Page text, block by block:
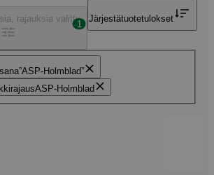
ASP-Holmblad
ASP-Holmblad
rajauksia valittu
1
Järjestätuotetulokset